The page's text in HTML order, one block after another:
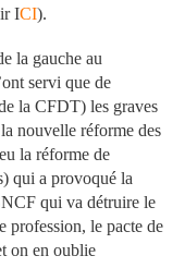
ICI).
la gauche au
servi que de
la CFDT) les graves
nouvelle réforme des
la réforme de
qui a provoqué la
qui va détruire le
profession, le pacte de
on en oublie